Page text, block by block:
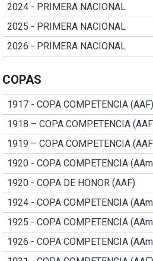
2024 - PRIMERA NACIONAL
2025 - PRIMERA NACIONAL
2026 - PRIMERA NACIONAL
COPAS
1917 - COPA COMPETENCIA (AAF)
1918 – COPA COMPETENCIA
1919 – COPA COMPETENCIA
1920 - COPA COMPETENCIA
1920 - COPA DE HONOR (AAF)
1924 - COPA COMPETENCIA
1925 - COPA COMPETENCIA
1926 - COPA COMPETENCIA